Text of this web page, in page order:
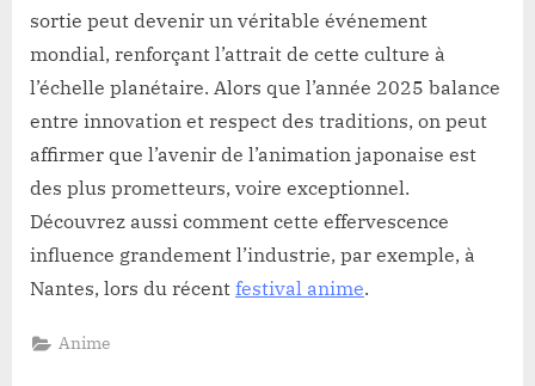
sortie peut devenir un véritable événement
mondial, renforçant l’attrait de cette culture à
l’échelle planétaire. Alors que l’année 2025 balance
entre innovation et respect des traditions, on peut
affirmer que l’avenir de l’animation japonaise est
des plus prometteurs, voire exceptionnel.
Découvrez aussi comment cette effervescence
influence grandement l’industrie, par exemple, à
Nantes, lors du récent festival anime.
Anime